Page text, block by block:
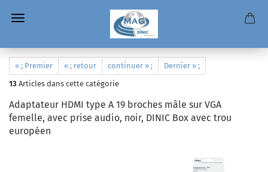
« ; Premier « ; retour continuer » ;
Dernier » ;
13 Articles dans cette catégorie
Adaptateur HDMI type A 19 broches mâle sur VGA
femelle, avec prise audio, noir, DINIC Box avec trou
européen